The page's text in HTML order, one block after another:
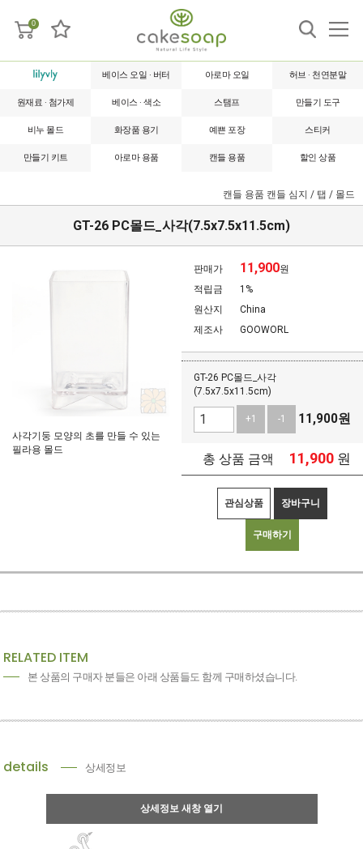
0
베이스 오일 · 버터 아로마 오일 허브 · 천연분말
원재료 · 첨가제 베이스 · 색소 스탬프 만들기 도구
비누 몰드 화장품 용기 예쁜 포장 스티커
만들기 키트 아로마 용품 캔들 용품 할인 상품
캔들 용품 캔들 심지 / 탭 / 몰드
GT-26 PC몰드_사각(7.5x7.5x11.5cm)
사각기둥 모양의 초를 만들 수 있는
필라용 몰드
판매가 11,900원
적립금
1%
원산지
China
제조사
GOOWORL
GT-26 PC몰드_사각
(7.5x7.5x11.5cm)
+1 -1 11,900원
총 상품 금액 11,900 원
관심상품 장바구니
구매하기
RELATED ITEM
본 상품의 구매자 분들은 아래 상품들도 함께 구매하셨습니다.
details 상세정보
상세정보 새창 열기